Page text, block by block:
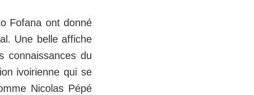
Fofana ont donné
Une belle affiche
connaissances du
ivoirienne qui se
Nicolas Pépé